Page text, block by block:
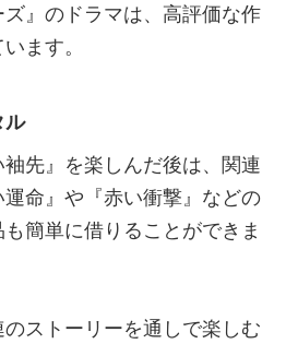
』のドラマは、高評価な作
ます。
ル
先』を楽しんだ後は、関連
命』や『赤い衝撃』などの
簡単に借りることができま
ストーリーを通しで楽しむ